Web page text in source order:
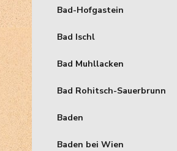
Bad-Hofgastein
Bad Ischl
Bad Muhllacken
Bad Rohitsch-Sauerbrunn
Baden
Baden bei Wien